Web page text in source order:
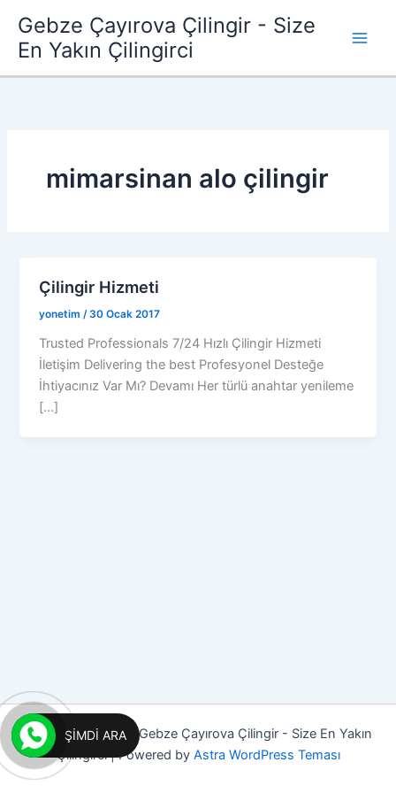
atlaGebze Çayırova Çilingir - Size
En Yakın Çilingirci
mimarsinan alo çilingir
Çilingir Hizmeti
yonetim/30 Ocak 2017
Trusted Professionals 7/24 Hızlı Çilingir Hizmeti
İletişim Delivering the best Profesyonel Desteğe
İhtiyacınız Var Mı? Devamı Her türlü anahtar yenileme
[...]
Copyright © 2026 Gebze Çayırova Çilingir - Size En Yakın
Çilingirci | Powered by Astra WordPress Teması
ŞIMDI ARA